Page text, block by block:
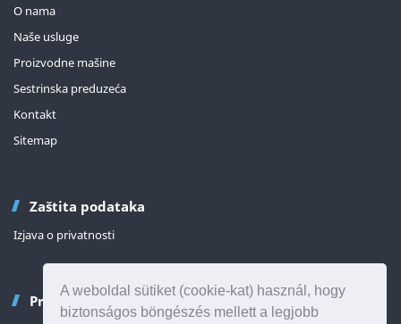
A weboldal sütiket (cookie-kat) használ, hogy
biztonságos böngészés mellett a legjobb
O nama
Naše usluge
Proizvodne mašine
Sestrinska preduzeća
Kontakt
Sitemap
Zaštita podataka
Izjava o privatnosti
Pratite nas